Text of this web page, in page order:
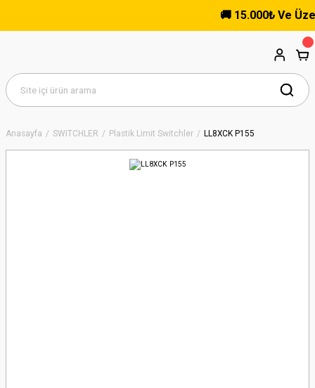
🚚 15.000₺ Ve
Anasayfa SWITCHLER Plastik Limit Switchler LL8XCK P155